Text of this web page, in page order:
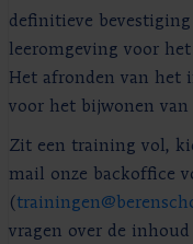
definitieve
leeromgeving voor
Het afronden van het
voor het bijwonen van
Zit een training vol,
mail onze backoffice
(
vragen over de